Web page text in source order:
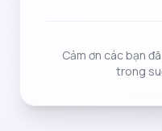
Cảm ơn các bạn
trong